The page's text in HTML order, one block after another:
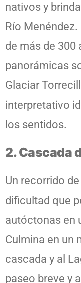
nativos y
Río
de más de 300
panorámicas
Glaciar
interpretativo
los sentidos.
2. Cascada
Un recorrido
dificultad que
autóctonas en
Culmina en un
cascada y al
paseo breve y